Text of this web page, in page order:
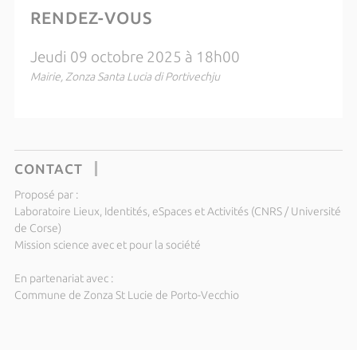
RENDEZ-VOUS
Jeudi 09 octobre 2025 à 18h00
Mairie, Zonza Santa Lucia di Portivechju
CONTACT
Proposé par :
Laboratoire Lieux, Identités, eSpaces et Activités (CNRS / Université
de Corse)
Mission science avec et pour la société
En partenariat avec :
Commune de Zonza St Lucie de Porto-Vecchio